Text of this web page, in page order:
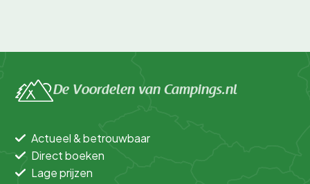
De Voordelen van Campings.nl
Actueel & betrouwbaar
Direct boeken
Lage prijzen